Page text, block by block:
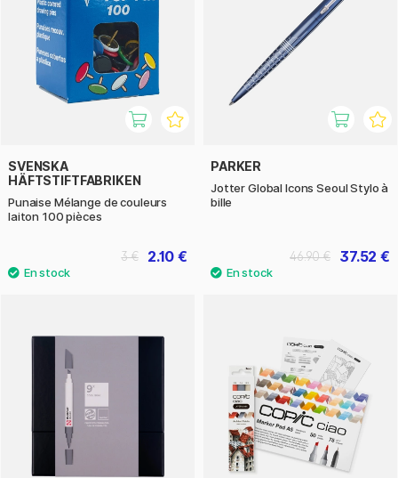
SVENSKA
HÄFTSTIFTFABRIKEN
Punaise Mélange de couleurs
laiton 100 pièces
2.10 €
3 €
PARKER
Jotter Global Icons Seoul Stylo à
bille
37.52 €
46.90 €